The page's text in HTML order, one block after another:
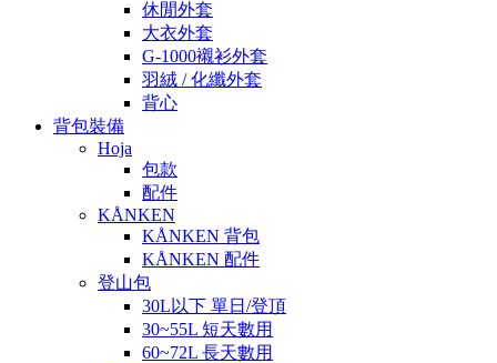
休閒外套
大衣外套
G-1000襯衫外套
羽絨 / 化纖外套
背心
背包裝備
Hoja
包款
配件
KÅNKEN
KÅNKEN 背包
KÅNKEN 配件
登山包
30L以下 單日/登頂
30~55L 短天數用
60~72L 長天數用